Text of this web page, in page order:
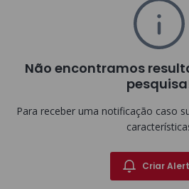
Não encontramos
Para receber uma notificação caso
Criar